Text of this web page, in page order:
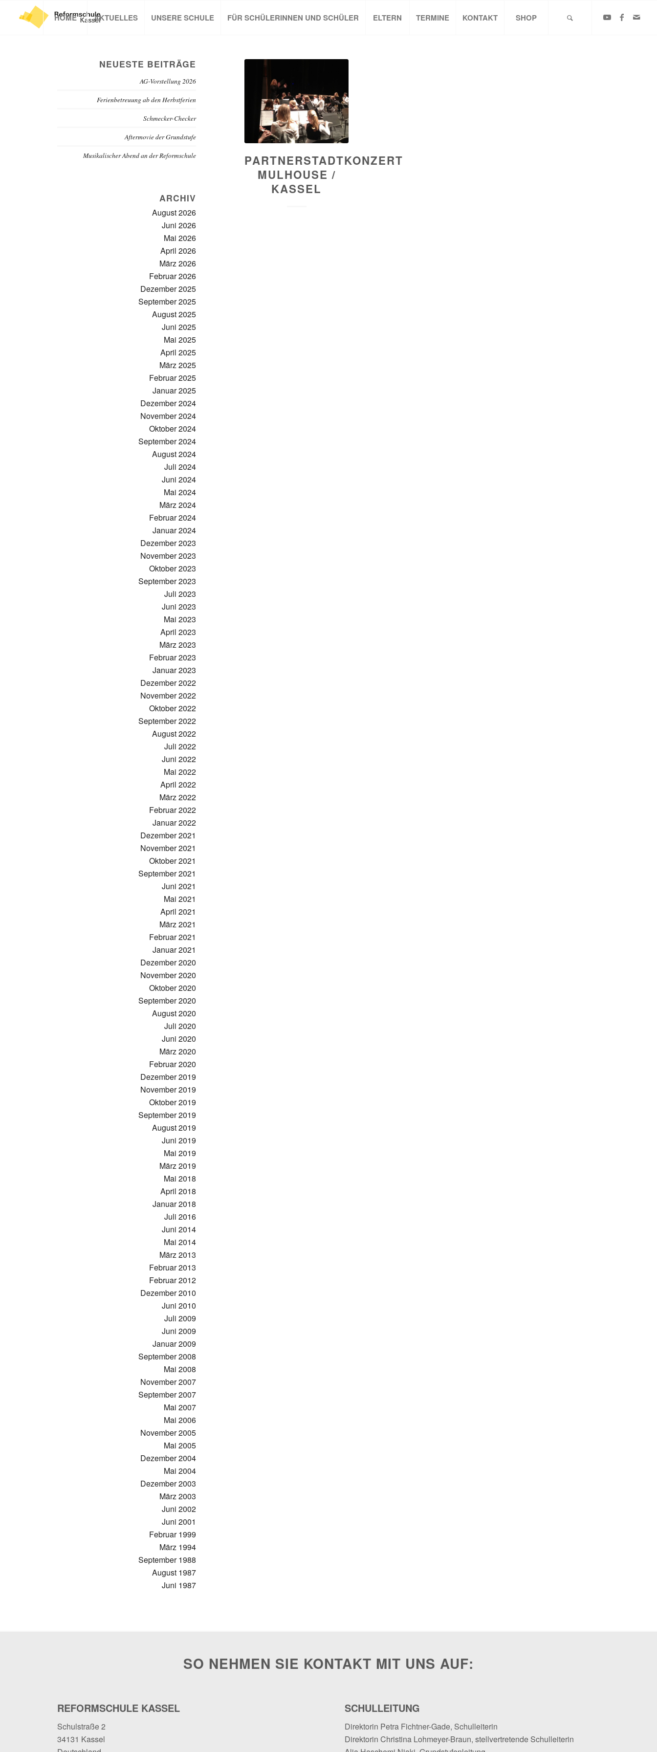
HOME AKTUELLES UNSERE SCHULE FÜR SCHÜLERINNEN UND SCHÜLER ELTERN TERMINE KONTAKT SHOP
PARTNERSTADTKONZERT
MULHOUSE /
KASSEL
NEUESTE BEITRÄGE
AG-Vorstellung 2026
Ferienbetreuung ab den Herbstferien
Schmecker-Checker
Aftermovie der Grundstufe
Musikalischer Abend an der Reformschule
ARCHIV
August 2026
Juni 2026
Mai 2026
April 2026
März 2026
Februar 2026
Dezember 2025
September 2025
August 2025
Juni 2025
Mai 2025
April 2025
März 2025
Februar 2025
Januar 2025
Dezember 2024
November 2024
Oktober 2024
September 2024
August 2024
Juli 2024
Juni 2024
Mai 2024
März 2024
Februar 2024
Januar 2024
Dezember 2023
November 2023
Oktober 2023
September 2023
Juli 2023
Juni 2023
Mai 2023
April 2023
März 2023
Februar 2023
Januar 2023
Dezember 2022
November 2022
Oktober 2022
September 2022
August 2022
Juli 2022
Juni 2022
Mai 2022
April 2022
März 2022
Februar 2022
Januar 2022
Dezember 2021
November 2021
Oktober 2021
September 2021
Juni 2021
Mai 2021
April 2021
März 2021
Februar 2021
Januar 2021
Dezember 2020
November 2020
Oktober 2020
September 2020
August 2020
Juli 2020
Juni 2020
März 2020
Februar 2020
Dezember 2019
November 2019
Oktober 2019
September 2019
August 2019
Juni 2019
Mai 2019
März 2019
Mai 2018
April 2018
Januar 2018
Juli 2016
Juni 2014
Mai 2014
März 2013
Februar 2013
Februar 2012
Dezember 2010
Juni 2010
Juli 2009
Juni 2009
Januar 2009
September 2008
Mai 2008
November 2007
September 2007
Mai 2007
Mai 2006
November 2005
Mai 2005
Dezember 2004
Mai 2004
Dezember 2003
März 2003
Juni 2002
Juni 2001
Februar 1999
März 1994
September 1988
August 1987
Juni 1987
SO NEHMEN SIE KONTAKT MIT UNS AUF:
REFORMSCHULE KASSEL
Schulstraße 2
34131 Kassel
SCHULLEITUNG
Direktorin Petra Fichtner-Gade, Schulleiterin
Direktorin Christina Lohmeyer-Braun, stellvertretende Schulleiterin